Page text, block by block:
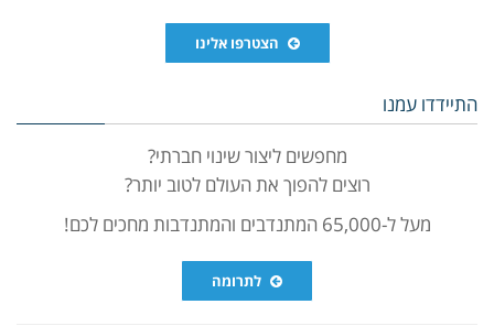
הצטרפו אלינו
התיידדו עמנו
מחפשים ליצור שינוי חברתי?
רוצים להפוך את העולם לטוב יותר?
מעל ל-65,000 המתנדבים והמתנדבות מחכים לכם!
לתרומה